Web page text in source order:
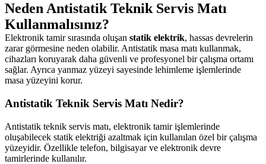
Neden Antistatik Teknik Servis Matı
Kullanmalısınız?
Elektronik tamir sırasında oluşan statik elektrik, hassas devrelerin
zarar görmesine neden olabilir. Antistatik masa matı kullanmak,
cihazları koruyarak daha güvenli ve profesyonel bir çalışma ortamı
sağlar. Ayrıca yanmaz yüzeyi sayesinde lehimleme işlemlerinde
masa yüzeyini korur.
Antistatik Teknik Servis Matı Nedir?
Antistatik teknik servis matı, elektronik tamir işlemlerinde
oluşabilecek statik elektriği azaltmak için kullanılan özel bir çalışma
yüzeyidir. Özellikle telefon, bilgisayar ve elektronik devre
tamirlerinde kullanılır.